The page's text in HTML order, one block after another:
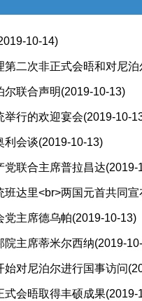
10-14)
第二次非正式会晤和对尼
尔联合声明(2019-10-13)
举行的欢迎宴会(2019-10-
利会谈(2019-10-13)
党联合主席普拉昌达(2019-
班达里<br>两国元首共同
党主席德乌帕(2019-10-13)
院主席蒂米尔西纳(2019-
始对尼泊尔进行国事访问
式会晤取得丰硕成果(2019-